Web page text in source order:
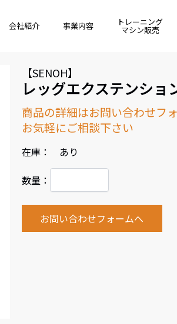
会社紹介 事業内容 トレーニング
マシン販売
【SENOH】
レッグエクステンショ
商品の詳細はお問い合わせフ
お気軽にご相談下さい
在庫： あり
数量：
お問い合わせフォームへ